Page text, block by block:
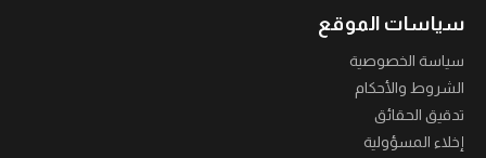
سياسات الموقع
سياسة الخصوصية
الشروط والأحكام
تدقيق الحقائق
إخلاء المسؤولية